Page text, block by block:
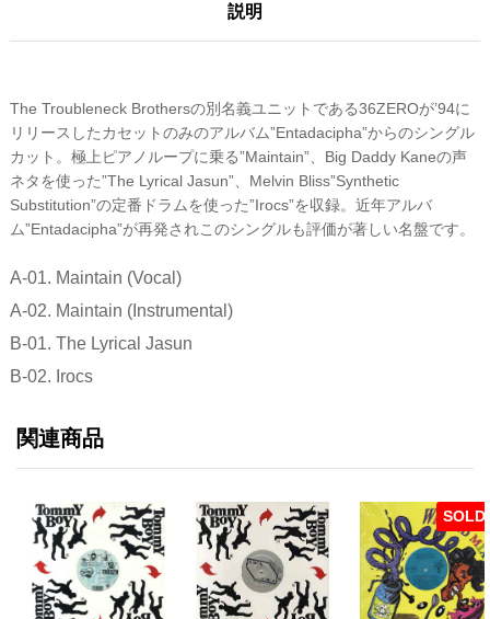
説明
The Troubleneck Brothersの別名義ユニットである36ZEROが’94に
リリースしたカセットのみのアルバム”Entadacipha”からのシングル
カット。極上ピアノループに乗る”Maintain”、Big Daddy Kaneの声
ネタを使った”The Lyrical Jasun”、Melvin Bliss”Synthetic
Substitution”の定番ドラムを使った”Irocs”を収録。近年アルバ
ム”Entadacipha”が再発されこのシングルも評価が著しい名盤です。
A-01. Maintain (Vocal)
A-02. Maintain (Instrumental)
B-01. The Lyrical Jasun
B-02. Irocs
関連商品
SOLD